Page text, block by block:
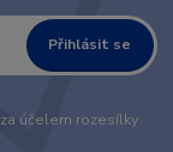
Přihlásit se
za účelem rozesílky